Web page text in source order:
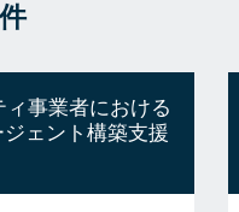
ィ事業者における
ェント構築支援